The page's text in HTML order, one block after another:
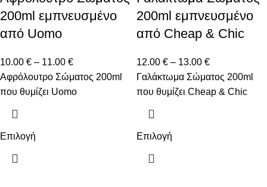
200ml εμπνευσμένο
από Uomo
10.00 € – 11.00 €
Αφρόλουτρο Σώματος 200ml
που θυμίζει Uomo
Επιλογή
200ml εμπνευσμένο
από Cheap & Chic
12.00 € – 13.00 €
Γαλάκτωμα Σώματος 200ml
που θυμίζει Cheap & Chic
Επιλογή